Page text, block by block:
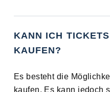
KANN ICH
KAUFEN?
Es besteht die
kaufen. Es kann jedoch